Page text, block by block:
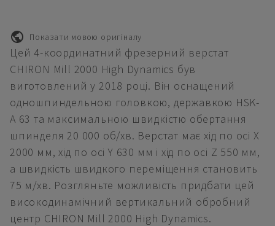
Показати мовою оригіналу
Цей 4-координатний фрезерний верстат
CHIRON Mill 2000 High Dynamics був
виготовлений у 2018 році. Він оснащений
одношпиндельною головкою, державкою HSK-
A 63 та максимальною швидкістю обертання
шпинделя 20 000 об/хв. Верстат має хід по осі X
2000 мм, хід по осі Y 630 мм і хід по осі Z 550 мм,
а швидкість швидкого переміщення становить
75 м/хв. Розгляньте можливість придбати цей
високодинамічний вертикальний обробний
центр CHIRON Mill 2000 High Dynamics.